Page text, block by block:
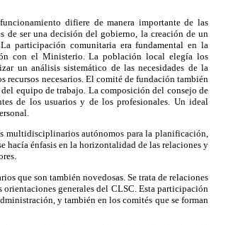
difiere de manera importante de las
de ser una decisión del gobierno, la creación de un
participación comunitaria era fundamental en la
con el Ministerio. La población local elegía los
un análisis sistemático de las necesidades de la
necesarios. El comité de fundación también
equipo de trabajo. La composición del consejo de
de los usuarios y de los profesionales. Un ideal
multidisciplinarios autónomos para la planificación,
hacía énfasis en la horizontalidad de las relaciones y
que son también novedosas. Se trata de relaciones
generales del CLSC. Esta participación
y también en los comités que se forman